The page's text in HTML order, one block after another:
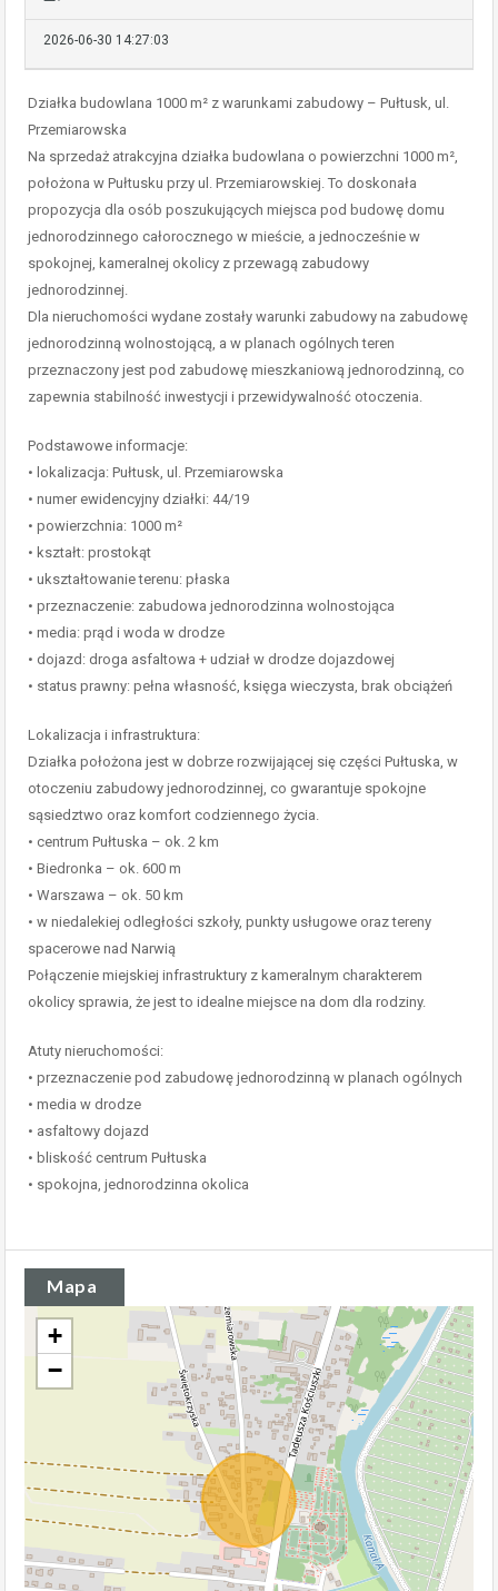
2026-06-30 14:27:03
Działka budowlana 1000 m² z warunkami zabudowy – Pułtusk, ul.
Przemiarowska
Na sprzedaż atrakcyjna działka budowlana o powierzchni 1000 m²,
położona w Pułtusku przy ul. Przemiarowskiej. To doskonała
propozycja dla osób poszukujących miejsca pod budowę domu
jednorodzinnego całorocznego w mieście, a jednocześnie w
spokojnej, kameralnej okolicy z przewagą zabudowy
jednorodzinnej.
Dla nieruchomości wydane zostały warunki zabudowy na zabudowę
jednorodzinną wolnostojącą, a w planach ogólnych teren
przeznaczony jest pod zabudowę mieszkaniową jednorodzinną, co
zapewnia stabilność inwestycji i przewidywalność otoczenia.
Podstawowe informacje:
• lokalizacja: Pułtusk, ul. Przemiarowska
• numer ewidencyjny działki: 44/19
• powierzchnia: 1000 m²
• kształt: prostokąt
• ukształtowanie terenu: płaska
• przeznaczenie: zabudowa jednorodzinna wolnostojąca
• media: prąd i woda w drodze
• dojazd: droga asfaltowa + udział w drodze dojazdowej
• status prawny: pełna własność, księga wieczysta, brak obciążeń
Lokalizacja i infrastruktura:
Działka położona jest w dobrze rozwijającej się części Pułtuska, w
otoczeniu zabudowy jednorodzinnej, co gwarantuje spokojne
sąsiedztwo oraz komfort codziennego życia.
• centrum Pułtuska – ok. 2 km
• Biedronka – ok. 600 m
• Warszawa – ok. 50 km
• w niedalekiej odległości szkoły, punkty usługowe oraz tereny
spacerowe nad Narwią
Połączenie miejskiej infrastruktury z kameralnym charakterem
okolicy sprawia, że jest to idealne miejsce na dom dla rodziny.
Atuty nieruchomości:
• przeznaczenie pod zabudowę jednorodzinną w planach ogólnych
• media w drodze
• asfaltowy dojazd
• bliskość centrum Pułtuska
• spokojna, jednorodzinna okolica
Mapa
+
−